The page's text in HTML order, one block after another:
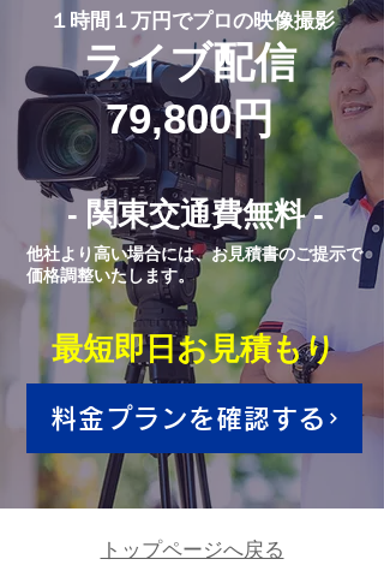
１時間１万円でプロの映像撮影
ライブ配信
79,800円
- 関東交通費無料 -
他社より高い場合には、お見積書のご提示で
価格調整いたします。
最短即日お見積もり
料金プランを確認する
トップページへ戻る